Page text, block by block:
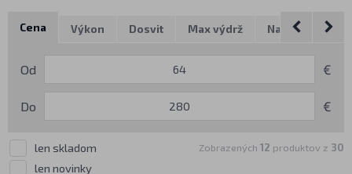
Cena Výkon Dosvit Max výdrž Napájanie
Od €
Do €
Zobrazených 12 produktov z 30
len skladom
len novinky